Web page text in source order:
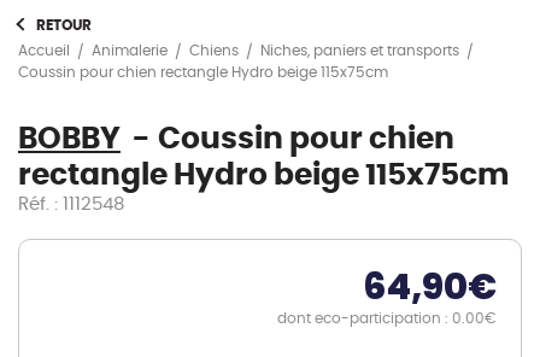
RETOUR
Accueil
Animalerie Chiens
Niches, paniers et transports
Coussin pour chien rectangle Hydro beige 115x75cm
BOBBY
Coussin pour chien
rectangle Hydro beige 115x75cm
Réf. : 1112548
64,90€
dont eco-participation : 0.00€